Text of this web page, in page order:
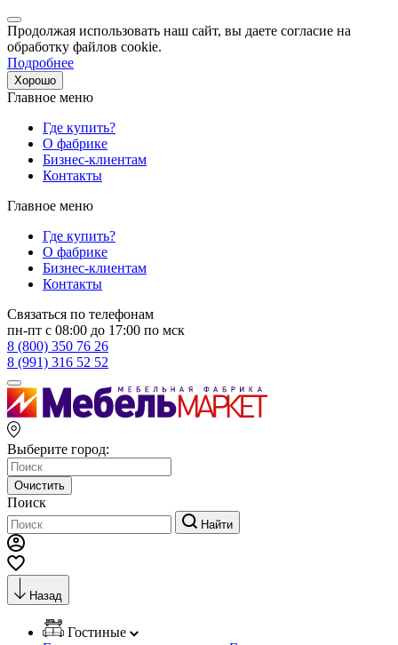
Продолжая использовать наш сайт, вы даете согласие на
обработку файлов cookie.
Подробнее
Хорошо
Главное меню
Где купить?
О фабрике
Бизнес-клиентам
Контакты
Главное меню
Где купить?
О фабрике
Бизнес-клиентам
Контакты
Связаться по телефонам
пн-пт с 08:00 до 17:00 по мск
8 (800) 350 76 26
8 (991) 316 52 52
Выберите город:
Очистить
Поиск
Найти
Назад
Гостиные